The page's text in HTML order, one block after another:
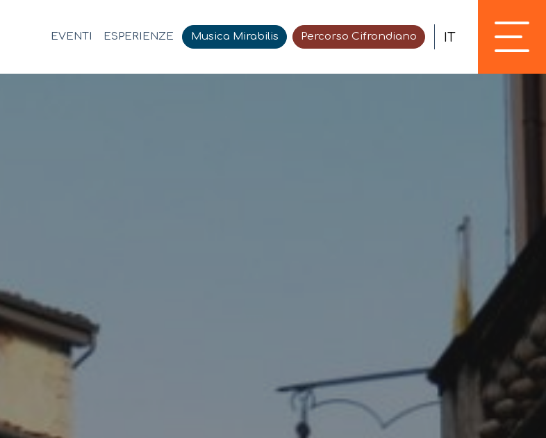
EVENTI ESPERIENZE Musica Mirabilis Percorso Cifrondiano IT